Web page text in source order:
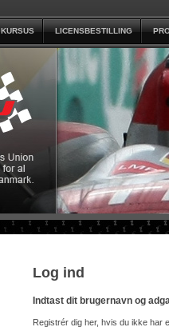
KURSUS LICENSBESTILLING
Log ind
Indtast dit brugernavn og
Registrér dig her, hvis du ikke har